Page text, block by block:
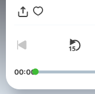
00:00